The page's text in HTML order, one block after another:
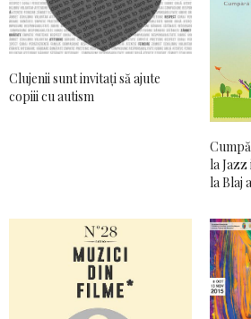
Clujenii sunt invitați să ajute
copiii cu autism
la
la Blaj